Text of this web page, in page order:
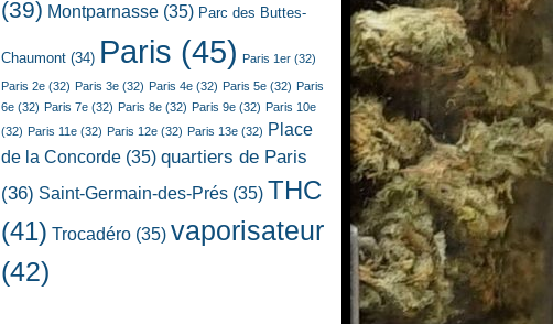
(39) Montparnasse (35) Parc des Buttes-
Chaumont (34) Paris (45) Paris 1er (32)
Paris 2e (32) Paris 3e (32) Paris 4e (32) Paris 5e (32) Paris
6e (32) Paris 7e (32) Paris 8e (32) Paris 9e (32) Paris 10e
(32) Paris 11e (32) Paris 12e (32) Paris 13e (32) Place
de la Concorde (35) quartiers de Paris
(36) Saint-Germain-des-Prés (35) THC
(41) Trocadéro (35) vaporisateur
(42)